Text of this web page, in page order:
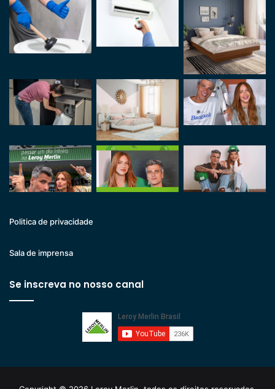
Politica de privacidade
Sala de imprensa
Se inscreva no nosso canal